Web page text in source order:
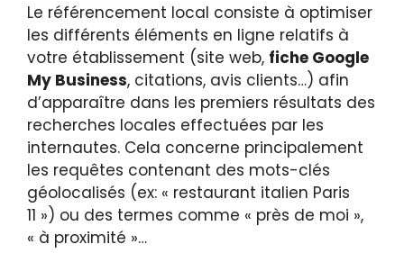
Le référencement local consiste à optimiser
les différents éléments en ligne relatifs à
votre établissement (site web, fiche Google
My Business, citations, avis clients…) afin
d’apparaître dans les premiers résultats des
recherches locales effectuées par les
internautes. Cela concerne principalement
les requêtes contenant des mots-clés
géolocalisés (ex: « restaurant italien Paris
11 ») ou des termes comme « près de moi »,
« à proximité »…